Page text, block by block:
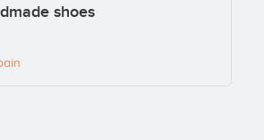
shoes